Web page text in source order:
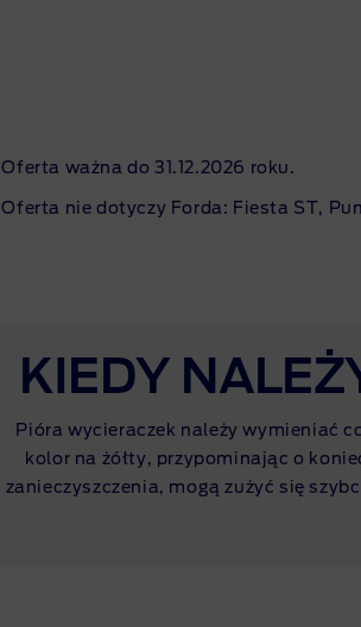
Oferta ważna do 31.12.2026 roku.
Oferta nie dotyczy Forda: Fiesta ST,
KIEDY
Pióra wycieraczek należy wymieniać
kolor na żółty, przypominając o
zanieczyszczenia, mogą zużyć się